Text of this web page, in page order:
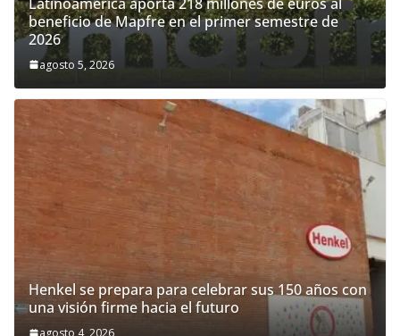
beneficio de Mapfre en el primer semestre de
2026
agosto 5, 2026
Henkel se prepara para celebrar sus 150 años con
una visión firme hacia el futuro